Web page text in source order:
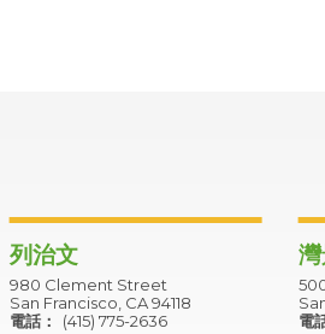
列治文
980 Clement Street
San Francisco, CA 94118
電話：
(415) 775-2636
電